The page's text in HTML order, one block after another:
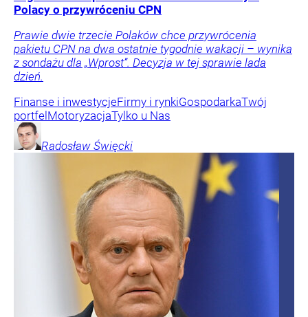
Polacy o przywróceniu CPN
Prawie dwie trzecie Polaków chce przywrócenia
pakietu CPN na dwa ostatnie tygodnie wakacji – wynika
z sondażu dla „Wprost”. Decyzja w tej sprawie lada
dzień.
Finanse i inwestycjeFirmy i rynkiGospodarkaTwój
portfel MotoryzacjaTylko u Nas
Radosław Święcki